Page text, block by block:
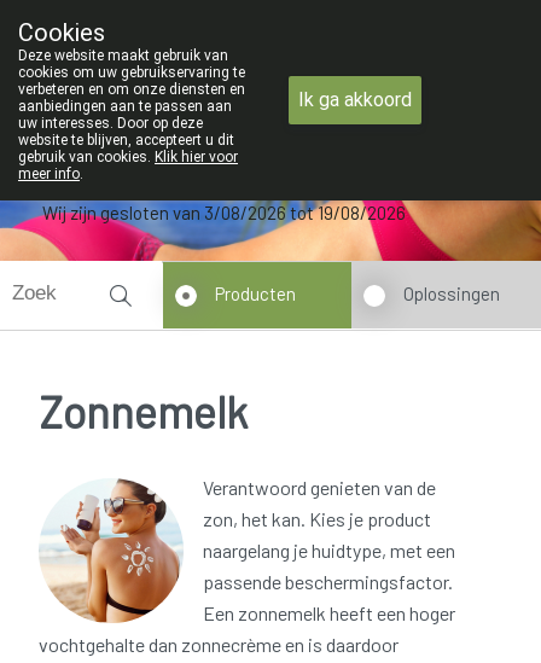
09 228 32 36
Wij zijn gesloten van 3/08/2026 tot 19/08/2026
Producten Oplossingen
Zonnemelk
Verantwoord genieten van de
zon, het kan. Kies je product
naargelang je huidtype, met een
passende beschermingsfactor.
Een zonnemelk heeft een hoger
vochtgehalte dan zonnecrème en is daardoor
Cookies
Deze website maakt gebruik van
cookies om uw gebruikservaring te
verbeteren en om onze diensten en
aanbiedingen aan te passen aan
uw interesses. Door op deze
website te blijven, accepteert u dit
gebruik van cookies. Klik hier voor
meer info.
Ik ga akkoord